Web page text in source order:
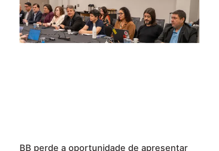
BB perde a oportunidade de apresentar